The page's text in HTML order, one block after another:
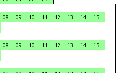
08 09 10 11 12 13 14
15
08 09 10 11 12 13 14
15